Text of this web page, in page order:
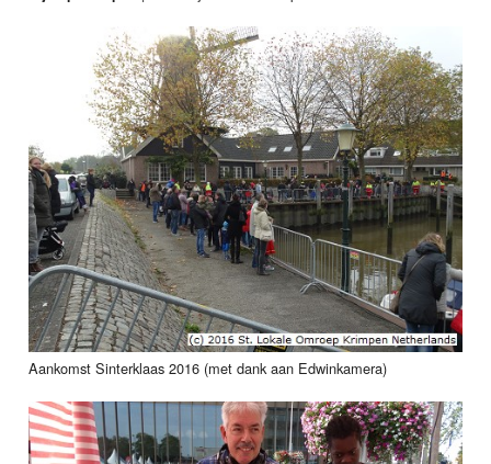
Aankomst Sinterklaas 2016 (met dank aan Edwinkamera)